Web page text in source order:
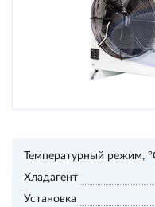
Температурный режим,
Хладагент
Установка